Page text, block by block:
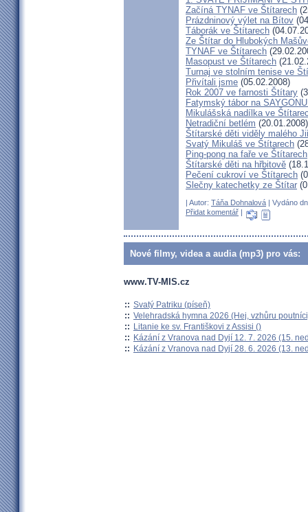
Začíná TYNAF ve Štítarech
Prázdninový výlet na Bítov
Táborák ve Štítarech
Ze Štítar do Hlubokých
TYNAF ve Štítarech
Masopust ve Štítarech
Turnaj ve stolním tenise ve
Přivítali jsme (05.02.2008)
Rok 2007 ve farnosti Štítary
Fatymský tábor na
Mikulášská nadílka ve
Netradiční betlém (20.01.2008)
Štítarské děti viděly malého
Svatý Mikuláš ve Štítarech
Ping-pong na faře ve Štítarech
Štítarské děti na hřbitově
Pečení cukroví ve Štítarech
Slečny katechetky ze Štítar
| Autor: Táňa Dohnalová | Vydáno
Přidat komentář |
Nové filmy, videa a audia (mp3) pro vás:
www.TV-MIS.cz
:: Svatý Patriku (píseň)
:: Velehradská hymna 2026 (Hej, vzhůru
:: Litanie ke sv. Františkovi z Assisi ()
:: Kázání z Vranova nad Dyjí 12. 7. 2026 (15.
:: Kázání z Vranova nad Dyjí 28. 6. 2026 (13.